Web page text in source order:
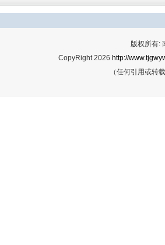
版权所有:
CopyRight 2026 http://
（任何引用或转